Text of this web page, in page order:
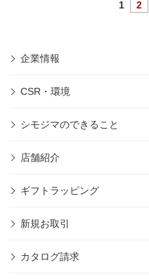
1 2
企業情報
CSR・環境
シモジマのできること
店舗紹介
ギフトラッピング
新規お取引
カタログ請求